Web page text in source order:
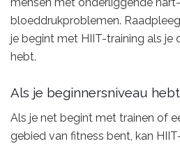
bloeddrukproblemen.
je begint met HIIT-training als je
hebt.
Als je beginnersniveau hebt
Als je net begint met trainen of
gebied van fitness bent, kan